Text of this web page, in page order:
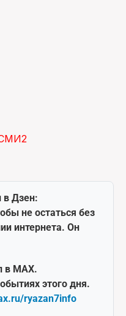
в Дзен:
не остаться без
интернета. Он
в MAX.
этого дня.
ryazan7info